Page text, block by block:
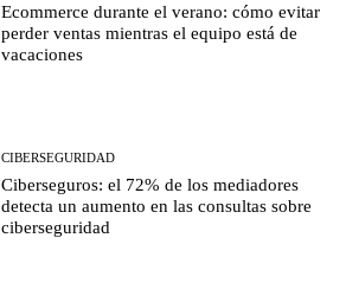
Ecommerce durante el verano: cómo evitar
perder ventas mientras el equipo está de
vacaciones
CIBERSEGURIDAD
Ciberseguros: el 72% de los mediadores
detecta un aumento en las consultas sobre
ciberseguridad